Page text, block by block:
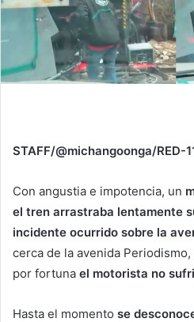
STAFF/@michangoonga/RED-
Con angustia e impotencia, un
el tren arrastraba lentamente
incidente ocurrido sobre la
cerca de la avenida
por fortuna el motorista no
Hasta el momento se